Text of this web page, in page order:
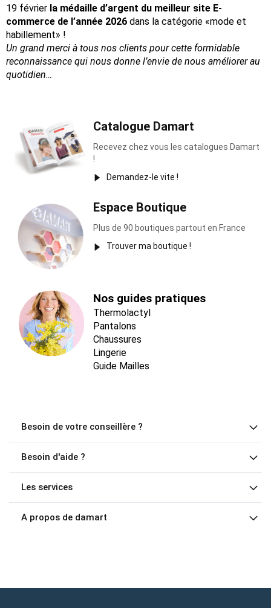
19 février la médaille d’argent du meilleur site E-
commerce de l’année 2026 dans la catégorie «mode et
habillement» !
Un grand merci à tous nos clients pour cette formidable
reconnaissance qui nous donne l’envie de nous améliorer au
quotidien…
Catalogue Damart
Recevez chez vous les catalogues Damart
!
Demandez-le vite !
Espace Boutique
Plus de 90 boutiques partout en France
Trouver ma boutique !
Nos guides pratiques
Thermolactyl
Pantalons
Chaussures
Lingerie
Guide Mailles
Besoin de votre conseillère ?
Besoin d'aide ?
Les services
A propos de damart